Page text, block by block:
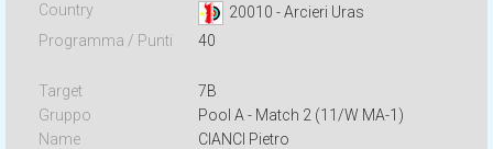
20010 - Arcieri Uras
40
7B
Pool A - Match 2 (11/W MA-1)
CIANCI Pietro